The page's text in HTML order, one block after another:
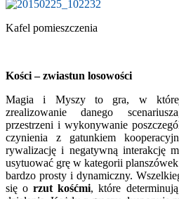
Kafel pomieszczenia
Kości – zwiastun losowości
Magia i Myszy to gra, w której
zrealizowanie danego
przestrzeni i wykonywanie
czynienia z gatunkiem
rywalizację i negatywną interakcję
usytuować grę w kategorii
bardzo prosty i dynamiczny.
się orzut kośćmi, które